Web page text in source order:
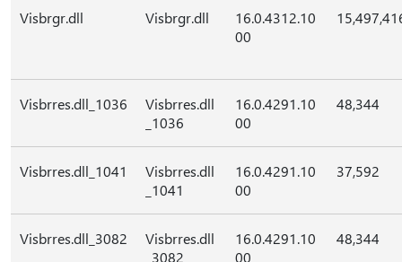
Visbrgr.dll Visbrgr.dll
16.0.4312.10
00
Visbrres.dll_1036
Visbrres.dll
_1036
16.0.4291.10
00
48,344
Visbrres.dll_1041
Visbrres.dll
_1041
16.0.4291.10
00
37,592
Visbrres.dll_3082
Visbrres.dll
_3082
16.0.4291.10
00
48,344